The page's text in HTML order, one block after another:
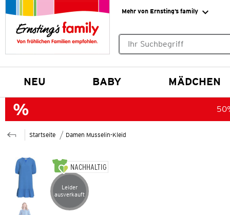
Mehr von Ernsting’s family
NEU BABY MÄDCHEN
Startseite Damen Musselin-Kleid
NACHHALTIG
Artikel leider ausverkauft
Leider
ausverkauft